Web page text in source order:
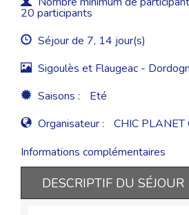
20 participants
Séjour de 7, 14 jour(s)
Sigoulès et Flaugeac -
Saisons :
Eté
Organisateur :
CHIC PLANET
Informations complémentaires
DESCRIPTIF DU SÉJOUR